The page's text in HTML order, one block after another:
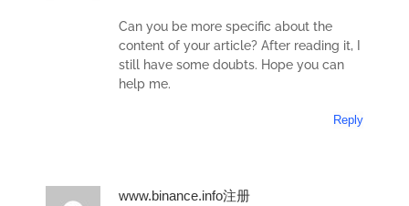
Can you be more specific about the
content of your article? After reading it, I
still have some doubts. Hope you can
help me.
Reply
www.binance.info注册